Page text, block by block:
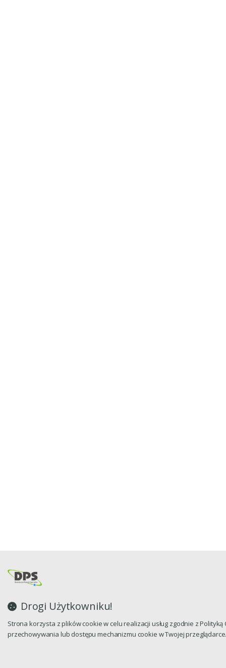
Drogi Użytkowniku!
Strona korzysta z plików cookie w celu realizacji usług zgodnie z
przechowywania lub dostępu mechanizmu cookie w Twojej